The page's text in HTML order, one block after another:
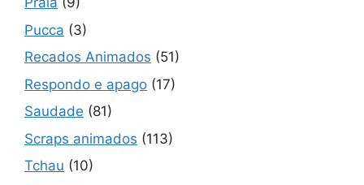
Pucca (3)
Recados Animados (51)
Respondo e apago (17)
Saudade (81)
Scraps animados (113)
Tchau (10)